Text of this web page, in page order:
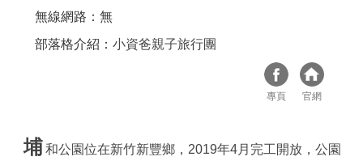
無線網路：無
部落格介紹： 小資爸親子旅行團
專頁 官網
埔和公園位在新竹新豐鄉，2019年4月完工開放，公園